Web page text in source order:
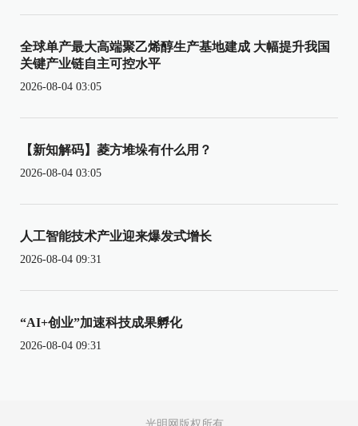
全球单产最大高端聚乙烯醇生产基地建成 大幅提升我国
关键产业链自主可控水平
2026-08-04 03:05
【新知解码】菱方堆垛有什么用？
2026-08-04 03:05
人工智能技术产业迎来爆发式增长
2026-08-04 09:31
“AI+创业”加速科技成果孵化
2026-08-04 09:31